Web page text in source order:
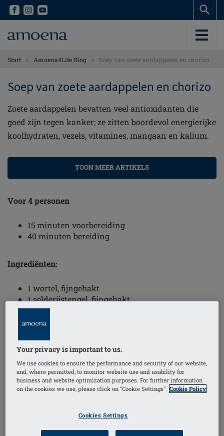
Skip
content
Skip
content
Start > Amoena4Life Blog > Soep van zoete aardappelen en chorizo
Soep van zoete aardappelen en chorizo
Zoete aardappelen bevatten veel antioxidanten die
goed zijn tegen kanker; ze zitten boordevol energierijke
koolhydraten, vezels, vitamines, mangaan en kalium.
TOON MEER ARTIKELS
Voor 4 personen
15 minuten voorbereiding
40 minuten bereiding
Ingrediënten:
1 wortel, fijngehakt
1 selderijstengel, fijngehakt
1 ui, in schijfjes
400 g zoete aardappelen, in blokjes
100 g chorizoworst, fijngehakt
olijfolie
1 tl kerriepoeder
900 ml kippenbouillon
zout en peper
alle gehakte en gesneden ingrediënten erin. Voeg
de kerriepoeder toe en meng alles met een houten
Your privacy is important to us.
We use cookies to ensure the performance and security of our website,
and, where permitted, to monitor website use and usability for
business and website optimization purposes. For further information
on the cookies we use, please click on "Cookie Settings". Cookie Policy
Cookies Settings